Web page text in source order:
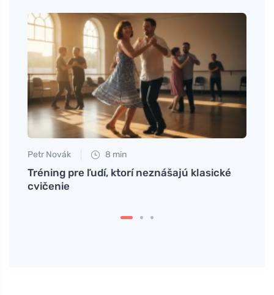
Petr Novák 8 min
Tréning pre ľudí, ktorí neznášajú klasické
cvičenie